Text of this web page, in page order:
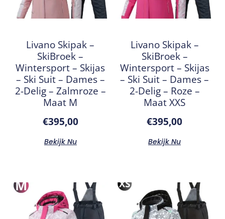
Livano Skipak –
SkiBroek –
Wintersport – Skijas
– Ski Suit – Dames –
2-Delig – Zalmroze –
Maat M
€395,00
Bekijk Nu
Livano Skipak –
SkiBroek –
Wintersport – Skijas
– Ski Suit – Dames –
2-Delig – Roze –
Maat XXS
€395,00
Bekijk Nu